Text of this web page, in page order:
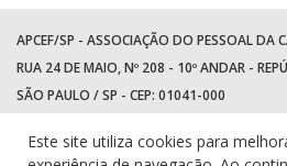
APCEF/SP - ASSOCIAÇÃO DO PESSOAL DA
RUA 24 DE MAIO, Nº 208 - 10º ANDAR -
SÃO PAULO / SP - CEP: 01041-000
WhatsApp: (11) 94597-5758
Este site utiliza cookies para